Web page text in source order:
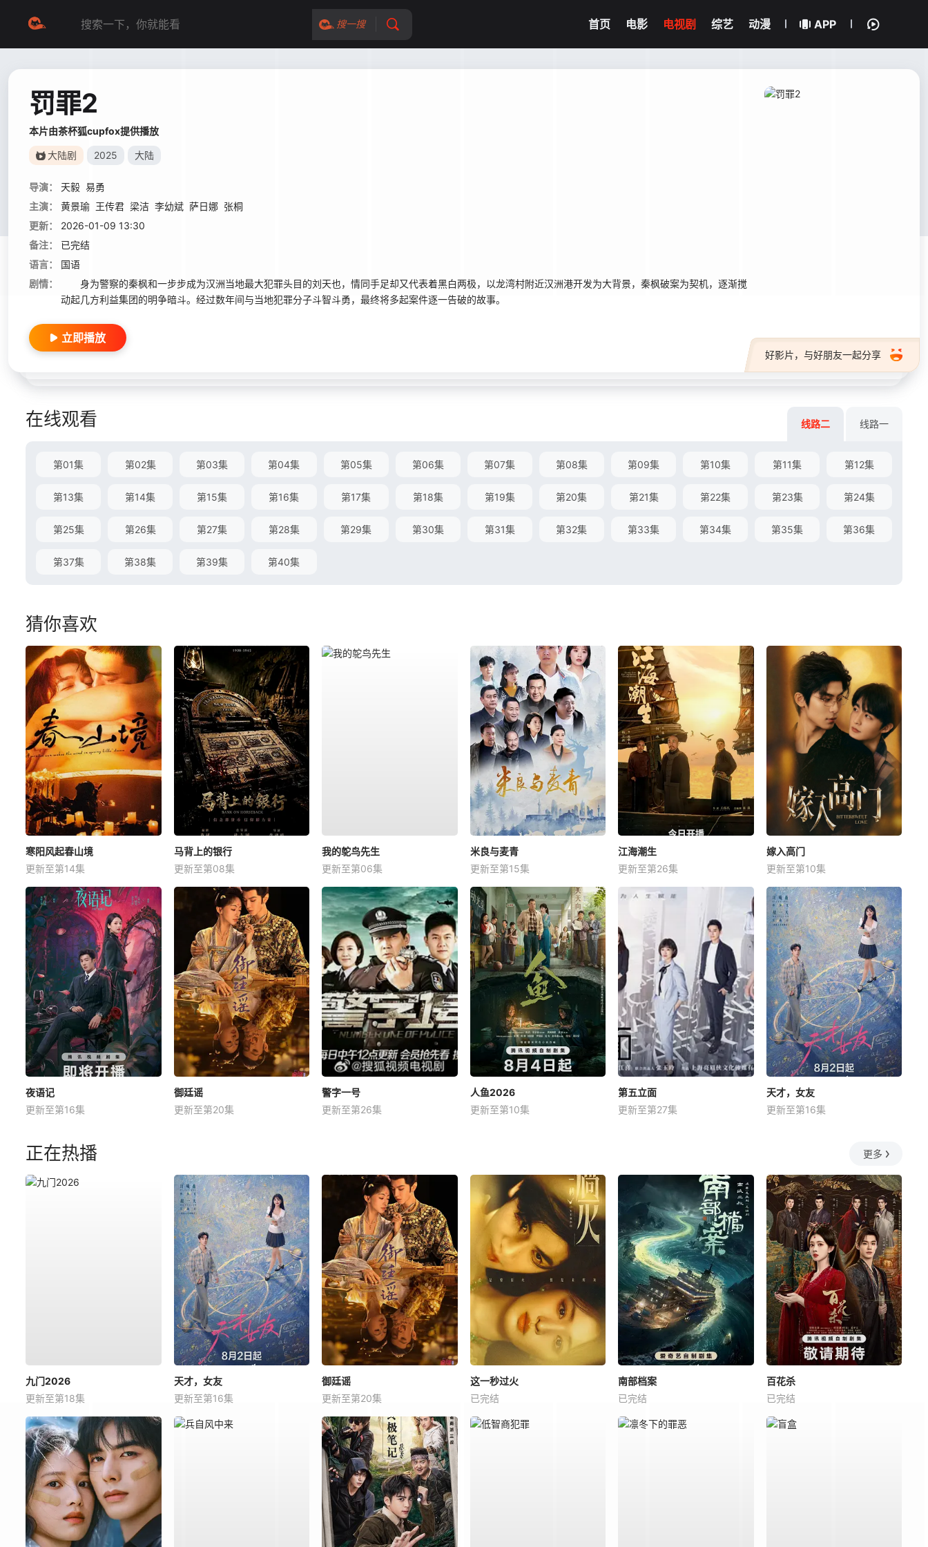
搜一搜 首页 电影 电视剧 综艺 动漫 APP
罚罪2
本片由茶杯狐cupfox提供播放
大陆剧 2025 大陆
导演： 天毅 易勇
主演：
黄景瑜 王传君 梁洁 李幼斌 萨日娜 张桐
更新：
2026-01-09 13:30
备注：
已完结
语言：
国语
剧情：
身为警察的秦枫和一步步成为汉洲当地最大犯罪头目的刘天也，情同手足却又代表着黑白两极，以龙湾村附近汉洲港开发为大背景，秦枫破案为契机，逐渐搅
动起几方利益集团的明争暗斗。经过数年间与当地犯罪分子斗智斗勇，最终将多起案件逐一告破的故事。
好影片，与好朋友一起分享
立即播放
在线观看 线路二 线路一
第01集 第02集 第03集 第04集 第05集 第06集 第07集 第08集 第09集 第10集 第11集 第12集
第13集 第14集 第15集 第16集 第17集 第18集 第19集 第20集 第21集 第22集 第23集 第24集
第25集 第26集 第27集 第28集 第29集 第30集 第31集 第32集 第33集 第34集 第35集 第36集
第37集 第38集 第39集 第40集
猜你喜欢
寒阳风起春山境
更新至第14集
马背上的银行
更新至第08集
我的鸵鸟先生
更新至第06集
米良与麦青
更新至第15集
江海潮生
更新至第26集
嫁入高门
更新至第10集
夜语记
更新至第16集
御廷谣
更新至第20集
警字一号
更新至第26集
人鱼2026
更新至第10集
第五立面
更新至第27集
天才，女友
更新至第16集
正在热播 更多
九门2026
更新至第18集
天才，女友
更新至第16集
御廷谣
更新至第20集
这一秒过火
已完结
南部档案
已完结
百花杀
已完结